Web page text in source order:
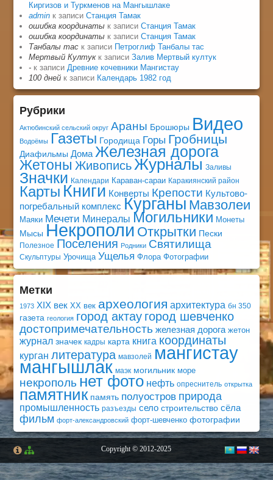
Киргизов и Туркменов на Мангышлаке
admin к записиСтанция Тамак
ошибка координаты к записиСтанция Тамак
ошибка координаты к записиСтанция Тамак
Танбалы тас к записи Петроглиф Танбалы тас
Мертвый Култукк записиЗалив Мертвый култук
- к записиДревние кочевники Мангистау
100 дней к записи Календарь 1982 год
Рубрики
Актюбинский сельский округ Араны Брошюры Видео
Водоёмы Газеты Городища Горы Гробницы
Диафильмы Дома Железная дорога
Жетоны Живопись Журналы Заливы
Значки Календари Караван-сараи Каракиянский район
Карты Книги Конверты Крепости Культово-
погребальный комплекс Курганы Мавзолеи
Маяки Мечети Минералы Могильники Монеты
Мысы Некрополи Открытки Пески
Полезное Поселения Родники Святилища
Скульптуры Урочища Ущелья Флора Фотографии
Метки
1973 XIX век XX век археология архитектура бн 350
газета геология город актау город шевченко
достопримечательность железная дорога жетон
журнал значек кадры карта книга координаты
курган литература мавзолей мангистау
мангышлак маэк могильник море
некрополь нет фото нефть опреснитель открытка
памятник память полуостров природа
промышленность разъезды село строительство сёла
фильм форт-александровский форт-шевченко фотографии
Copyright © 2012-2025